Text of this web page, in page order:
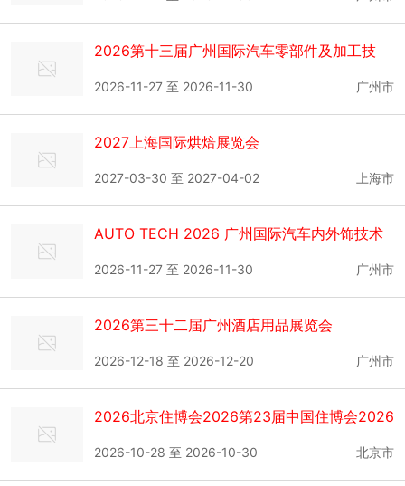
2026第十三届广州国际汽车零部件及加工技
术、汽车模具展览会
广州市
2026-11-27 至 2026-11-30
2027上海国际烘焙展览会
上海市
2027-03-30 至 2027-04-02
AUTO TECH 2026 广州国际汽车内外饰技术
展览会
广州市
2026-11-27 至 2026-11-30
2026第三十二届广州酒店用品展览会
广州市
2026-12-18 至 2026-12-20
2026北京住博会2026第23届中国住博会2026
住博会
北京市
2026-10-28 至 2026-10-30